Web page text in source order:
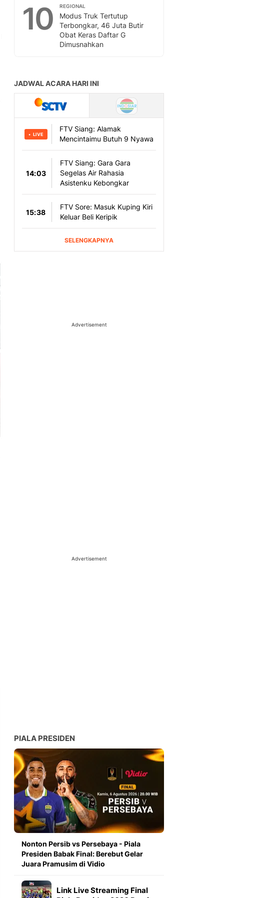
10 REGIONAL
Modus Truk Tertutup
Terbongkar, 46 Juta Butir
Obat Keras Daftar G
Dimusnahkan
Advertisement
Advertisement
PIALA PRESIDEN
Nonton Persib vs Persebaya - Piala
Presiden Babak Final: Berebut Gelar
Juara Pramusim di Vidio
Link Live Streaming Final